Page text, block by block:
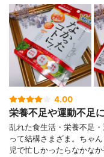
4.00
栄養不足や運動不足
乱れた食生活・栄養不足
って結構さまざま。ちゃ
児で忙しかったらなかな